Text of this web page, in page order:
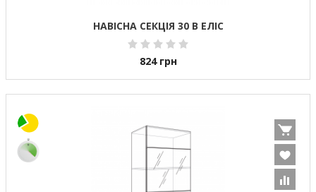
НАВІСНА СЕКЦІЯ 30 В ЕЛІС
824 грн